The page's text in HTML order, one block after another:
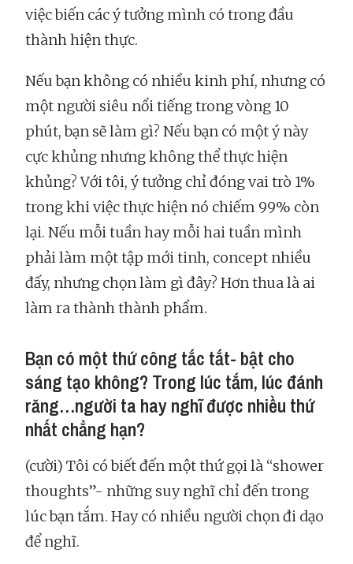
việc biến các ý tưởng mình có trong đầu
thành hiện thực.
Nếu bạn không có nhiều kinh phí, nhưng có
một người siêu nổi tiếng trong vòng 10
phút, bạn sẽ làm gì? Nếu bạn có một ý này
cực khủng nhưng không thể thực hiện
khủng? Với tôi, ý tưởng chỉ đóng vai trò 1%
trong khi việc thực hiện nó chiếm 99% còn
lại. Nếu mỗi tuần hay mỗi hai tuần mình
phải làm một tập mới tinh, concept nhiều
đấy, nhưng chọn làm gì đây? Hơn thua là ai
làm ra thành thành phẩm.
Bạn có một thứ công tắc tắt- bật cho
sáng tạo không? Trong lúc tắm, lúc đánh
răng…người ta hay nghĩ được nhiều thứ
nhất chẳng hạn?
(cười) Tôi có biết đến một thứ gọi là “shower
thoughts”- những suy nghĩ chỉ đến trong
lúc bạn tắm. Hay có nhiều người chọn đi dạo
để nghĩ.